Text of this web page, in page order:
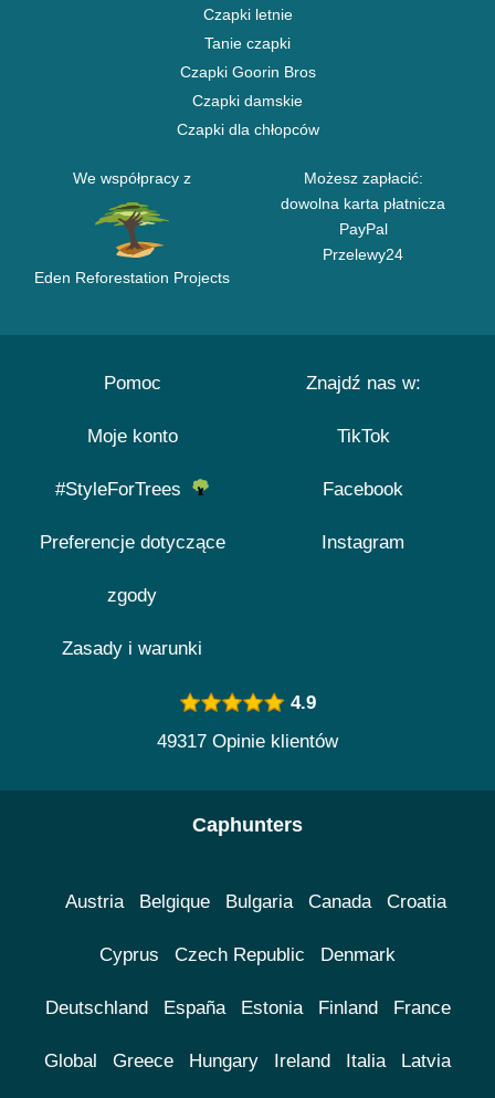
Czapki letnie
Tanie czapki
Czapki Goorin Bros
Czapki damskie
Czapki dla chłopców
We współpracy z
Eden Reforestation Projects
Możesz zapłacić:
dowolna karta płatnicza
PayPal
Przelewy24
Pomoc
Moje konto
#StyleForTrees
Preferencje dotyczące
zgody
Zasady i warunki
Znajdź nas w:
TikTok
Facebook
Instagram
4.9
49317 Opinie klientów
Caphunters
Austria Belgique Bulgaria Canada Croatia
Cyprus Czech Republic Denmark
Deutschland España Estonia Finland France
Global Greece Hungary Ireland Italia Latvia